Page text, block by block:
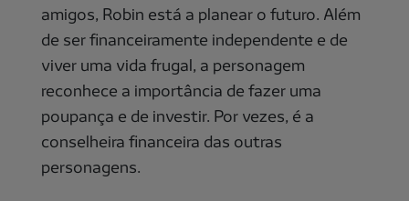
amigos, Robin está a planear o futuro. Além
de ser financeiramente independente e de
viver uma vida frugal, a personagem
reconhece a importância de fazer uma
poupança e de investir. Por vezes, é a
conselheira financeira das outras
personagens.